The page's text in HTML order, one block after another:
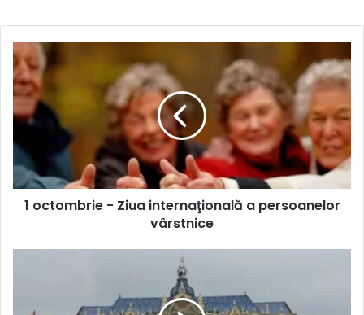
1 octombrie - Ziua internaţională a persoanelor
vârstnice